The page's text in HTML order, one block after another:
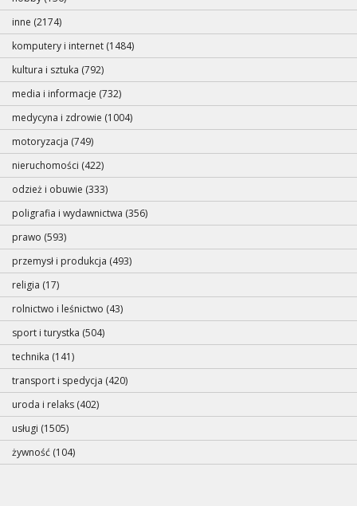
inne (2174)
komputery i internet (1484)
kultura i sztuka (792)
media i informacje (732)
medycyna i zdrowie (1004)
motoryzacja (749)
nieruchomości (422)
odzież i obuwie (333)
poligrafia i wydawnictwa (356)
prawo (593)
przemysł i produkcja (493)
religia (17)
rolnictwo i leśnictwo (43)
sport i turystka (504)
technika (141)
transport i spedycja (420)
uroda i relaks (402)
usługi (1505)
żywność (104)